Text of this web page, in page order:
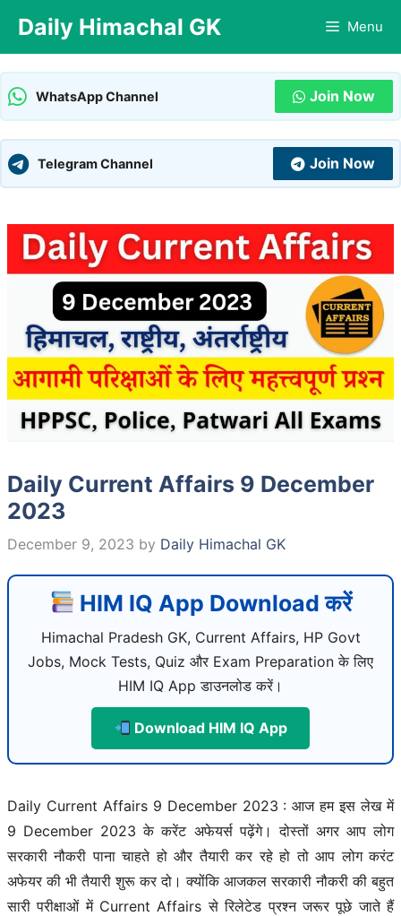
content
Daily Himachal GK Menu
WhatsApp Channel Join Now
Telegram Channel Join Now
Daily Current Affairs 9 December
2023
December 9, 2023 by Daily Himachal GK
HIM IQ App Download करें
Himachal Pradesh GK, Current Affairs, HP Govt
Jobs, Mock Tests, Quiz और Exam Preparation के लिए
HIM IQ App डाउनलोड करें।
Download HIM IQ App
Daily Current Affairs 9 December 2023 : आज हम इस लेख में
9 December 2023 के करेंट अफेयर्स पढ़ेंगे। दोस्तों अगर आप लोग
सरकारी नौकरी पाना चाहते हो और तैयारी कर रहे हो तो आप लोग करंट
अफेयर की भी तैयारी शुरू कर दो। क्योंकि आजकल सरकारी नौकरी की बहुत
सारी परीक्षाओं में Current Affairs से रिलेटेड प्रश्न जरूर पूछे जाते हैं